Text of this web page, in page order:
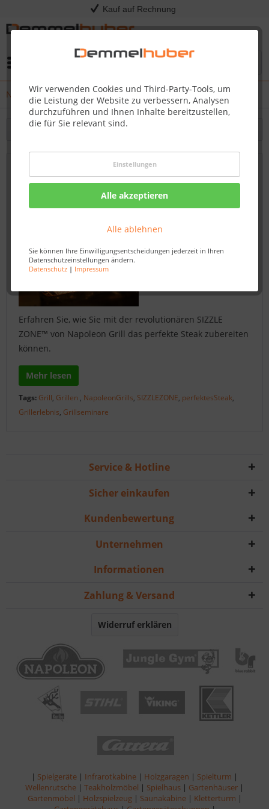
Kauf auf Rechnung
Wir verwenden Cookies und Third-Party-Tools, um
die Leistung der Website zu verbessern, Analysen
durchzuführen und Ihnen Inhalte bereitzustellen,
die für Sie relevant sind.
Einstellungen
Alle akzeptieren
Alle ablehnen
Sie können Ihre Einwilligungsentscheidungen jederzeit in Ihren
Datenschutzeinstellungen ändern.
Datenschutz| Impressum
News
Filtern
Das perfekte Steak mit der SIZZLE ZONE™
von Napoleon Grills
Von: Nadine Wagner
Erfahren Sie, wie Sie mit der revolutionären SIZZLE
ZONE™ von Napoleon Grill das perfekte Steak zubereiten
können.
Mehr lesen
Tags: Grill, Grillen , NapoleonGrills, SIZZLEZONE, perfektesSteak,
Grillerlebnis, Grillseminare
Service & Hotline
Sicher einkaufen
Kundenbewertung
Unternehmen
Informationen
Zahlung & Versand
Widerruf erklären
| Spielgeräte | Infrarotkabine | Holzgaragen | Spielturm |
Wellenrutsche | Teakholzmöbel | Spielhaus | Gartenhäuser |
Gartenmöbel | Holzspielzeug | Saunakabine | Kletterturm |